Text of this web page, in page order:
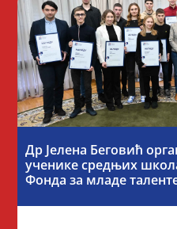
Др Јелена Беговић
ученике средњих
Фонда за младе